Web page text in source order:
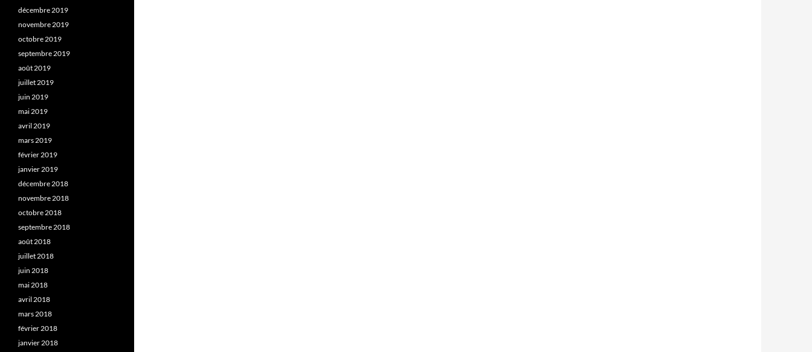
décembre 2019
novembre 2019
octobre 2019
septembre 2019
août 2019
juillet 2019
juin 2019
mai 2019
avril 2019
mars 2019
février 2019
janvier 2019
décembre 2018
novembre 2018
octobre 2018
septembre 2018
août 2018
juillet 2018
juin 2018
mai 2018
avril 2018
mars 2018
février 2018
janvier 2018